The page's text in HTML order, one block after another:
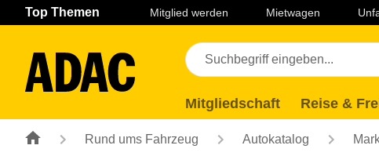
Navigation Seiteninhalt Fußzeile
Top Themen Mitglied werden Mietwagen
Mitgliedschaft Reise &
Rund ums Fahrzeug Autokatalog